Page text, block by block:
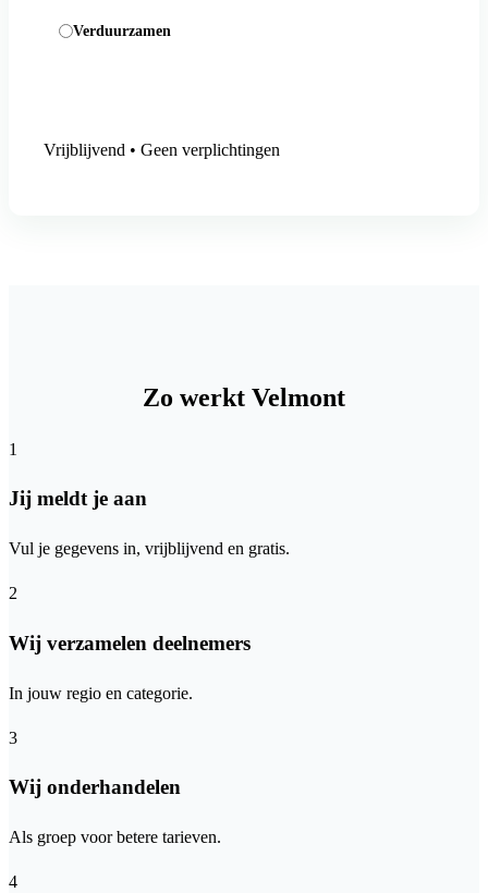
Verduurzamen
Vrijblijvend • Geen verplichtingen
Zo werkt Velmont
1
Jij meldt je aan
Vul je gegevens in, vrijblijvend en gratis.
2
Wij verzamelen deelnemers
In jouw regio en categorie.
3
Wij onderhandelen
Als groep voor betere tarieven.
4